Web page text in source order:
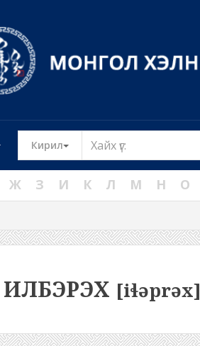
Кирил Toggle Dropdown
Ж З И К Л М Н О
ИЛБЭРЭХ [iɬəprəx]